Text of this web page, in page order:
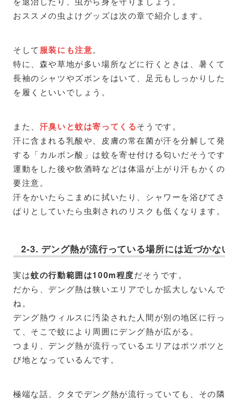
おススメの虫よけグッズは次の章で紹介します。
そして 服装にも注意。
特に、森や草地が多い場所などに行くときは、暑く
長袖のシャツやズボンをはいて、足元もしっかりし
を履くといいでしょう。
また、 汗臭いと蚊は寄ってくるそうです。
汗に含まれる乳酸や、皮膚の常在菌が汗を分解して
する「カルボン酸」は蚊を寄せ付ける匂いだそうで
運動をした後や飲酒時などは体温が上がり汗もかく
要注意。
汗をかいたらこまめに拭いたり、シャワーを浴びて
ぱりとしていたら虫刺されのリスクも低くなります。
2-3. デング熱が流行っている場所には近づかな
実は蚊の行動範囲は100m程度だそうです。
だから、デング熱は狭いエリアでしか拡大しないん
ね。
デング熱ウィルスに汚染された人間が別の地区に行っ
て、そこで蚊により周囲にデング熱が広がる。
つまり、デング熱が流行っているエリアはポツポツ
び地となっているんです。
極端な話、クタでデング熱が流行っていても、その